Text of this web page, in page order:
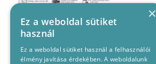
×
Ez a weboldal sütiket
használ
Ez a weboldal sütiket használ a felhasználói
élmény javítása érdekében. A weboldalunk